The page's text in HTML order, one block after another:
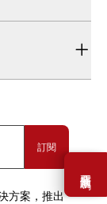
需要幫助嗎？
訂閱
方案，推出